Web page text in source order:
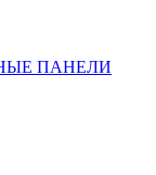
ПАНЕЛИ